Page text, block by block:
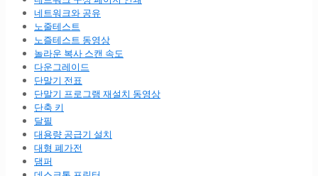
네트워크와 공유
노줄테스트
노즐테스트 동영상
놀라운 복사 스캔 속도
다운그레이드
단말기 전표
단말기 프로그램 재설치 동영상
단축 키
달필
대용량 공급기 설치
대형 폐가전
댐퍼